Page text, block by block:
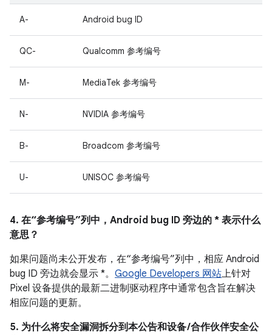
A- Android bug ID
QC- Qualcomm 参考编号
M- MediaTek 参考编号
N- NVIDIA 参考编号
B- Broadcom 参考编号
U- UNISOC 参考编号
4. 在“参考编号”列中，Android bug ID 旁边的 * 表示什么
意思？
如果问题尚未公开发布，在“参考编号”列中，相应 Android
bug ID 旁边就会显示 *。 Google Developers 网站上针对
Pixel 设备提供的最新二进制驱动程序中通常包含旨在解决
相应问题的更新。
5. 为什么将安全漏洞拆分到本公告和设备 /合作伙伴安全公